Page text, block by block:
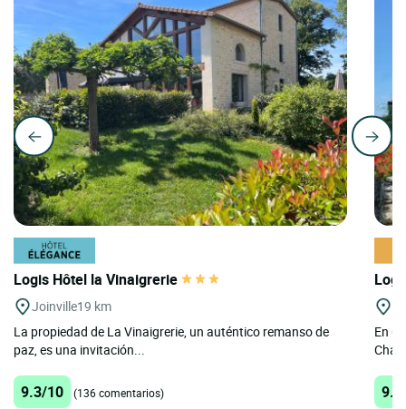
Logis Hôtel la Vinaigrerie
Joinville19 km
La propiedad de La Vinaigrerie, un auténtico remanso de
paz, es una invitación...
9.3/10 (136 comentarios)
En